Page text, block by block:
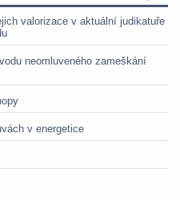
valorizace v aktuální judikatuře
neomluveného zameškání
v energetice